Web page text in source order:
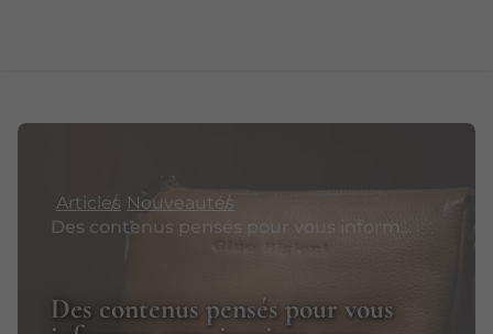
Articles Nouveautés
Des contenus pensés pour vous informer, vous inspirer, vous guider
Des contenus pensés pour vous